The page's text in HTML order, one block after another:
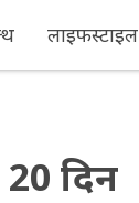
लाइफस्टाइल
दिन